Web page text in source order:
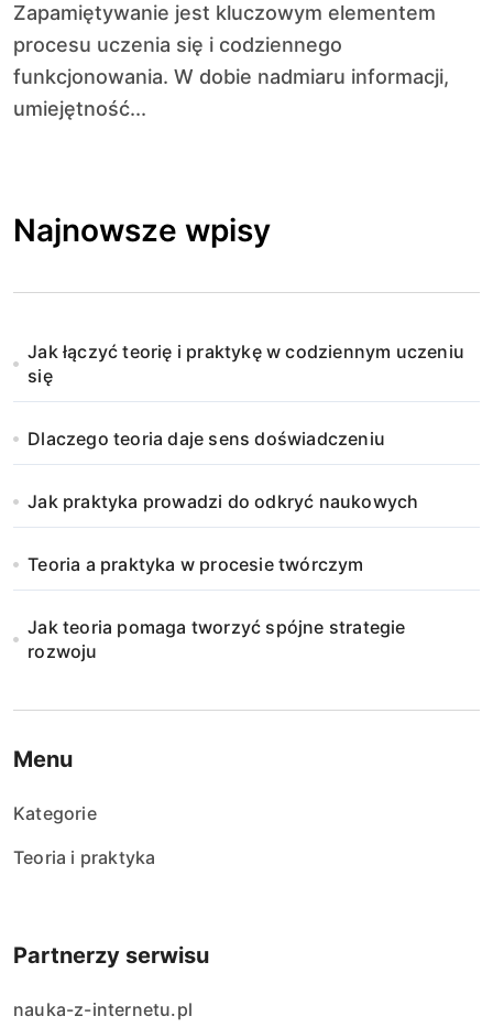
Zapamiętywanie jest kluczowym elementem
procesu uczenia się i codziennego
funkcjonowania. W dobie nadmiaru informacji,
umiejętność...
Najnowsze wpisy
Jak łączyć teorię i praktykę w codziennym uczeniu
się
Dlaczego teoria daje sens doświadczeniu
Jak praktyka prowadzi do odkryć naukowych
Teoria a praktyka w procesie twórczym
Jak teoria pomaga tworzyć spójne strategie
rozwoju
Menu
Kategorie
Teoria i praktyka
Partnerzy serwisu
nauka-z-internetu.pl